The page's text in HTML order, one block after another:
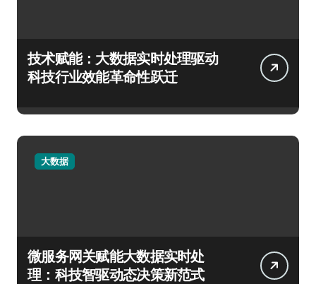
技术赋能：大数据实时处理驱动
科技行业效能革命性跃迁
大数据
微服务网关赋能大数据实时处
理：科技智驱动态决策新范式